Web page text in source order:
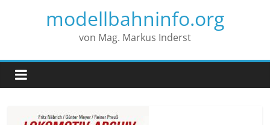
modellbahninfo.org
von Mag. Markus Inderst